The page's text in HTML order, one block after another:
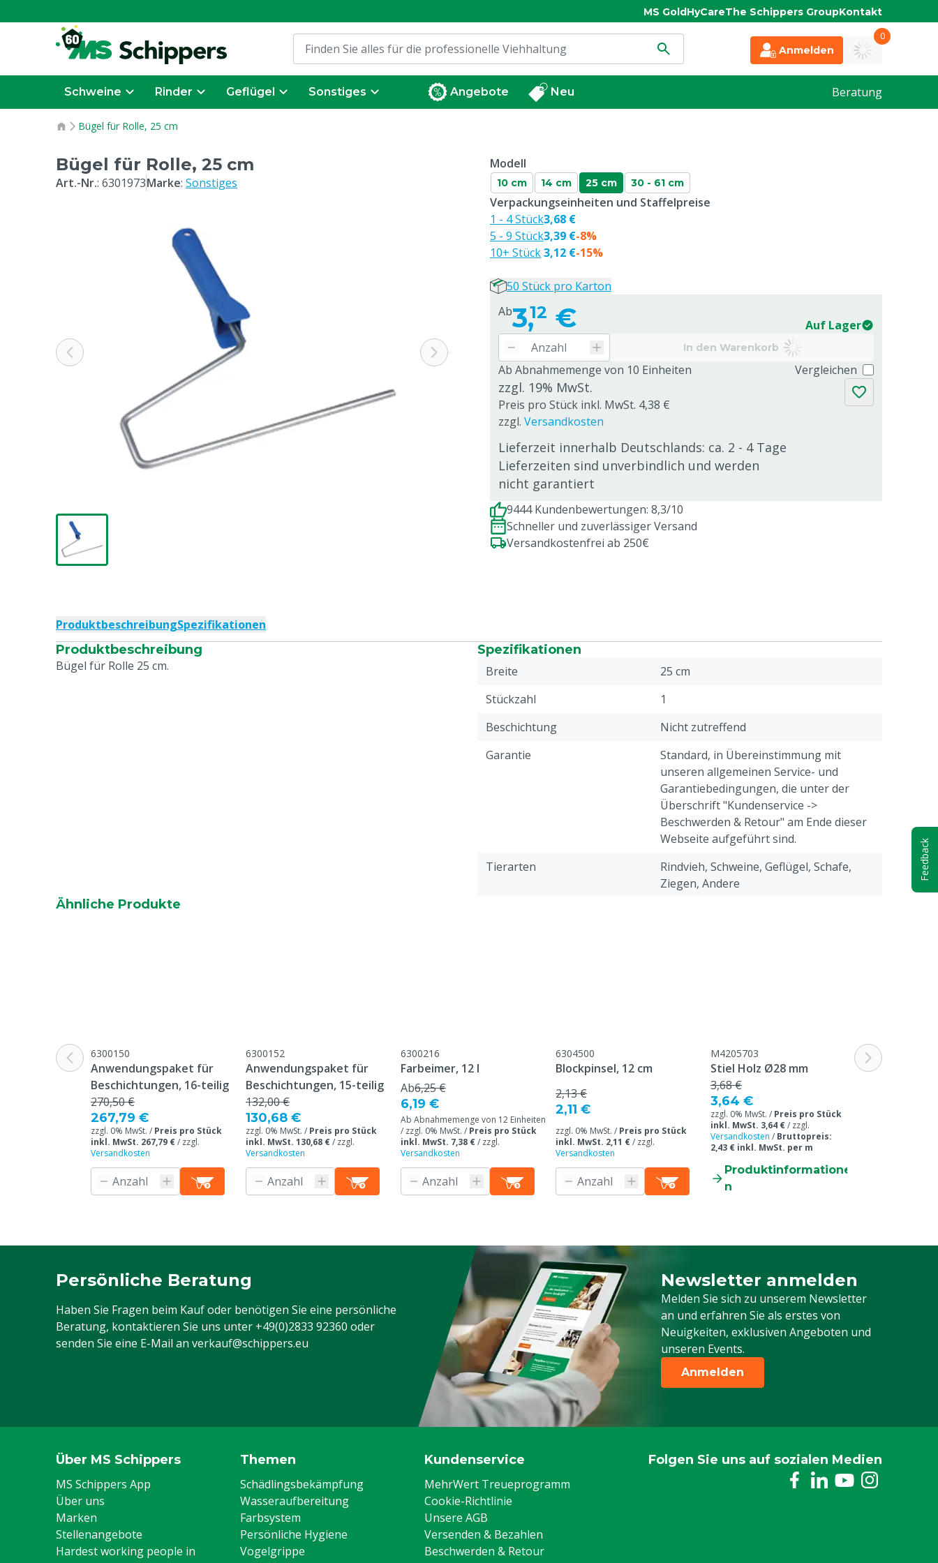
MS GoldHyCareThe Schippers GroupKontakt
Anmelden
0
Schweine Rinder Geflügel Sonstiges Angebote Neu Beratung
Bügel für Rolle, 25 cm
Bügel für Rolle, 25 cm
Art.-Nr.: 6301973Marke: Sonstiges
Modell
10 cm 14 cm 25 cm 30 - 61 cm
Ab3,12 € Auf Lager
In den Warenkorb
Ab Abnahmemenge von 10 Einheiten
zzgl. 19% MwSt.
Preis pro Stück inkl. MwSt. 4,38 €
zzgl. Versandkosten
Lieferzeit innerhalb Deutschlands: ca. 2 - 4 Tage
Lieferzeiten sind unverbindlich und werden
nicht garantiert
Vergleichen
Verpackungseinheiten und Staffelpreise
1 - 4 Stück
5 - 9 Stück
10+ Stück
3,68 €
3,39 €
3,12 €
-8%
-15%
50 Stück pro Karton
9444 Kundenbewertungen: 8,3/10
Schneller und zuverlässiger Versand
Versandkostenfrei ab 250€
ProduktbeschreibungSpezifikationen
Produktbeschreibung
Bügel für Rolle 25 cm.
Spezifikationen
Breite
25 cm
Stückzahl
1
Beschichtung
Nicht zutreffend
Garantie
Standard, in Übereinstimmung mit
unseren allgemeinen Service- und
Garantiebedingungen, die unter der
Überschrift "Kundenservice ->
Beschwerden & Retour" am Ende dieser
Webseite aufgeführt sind.
Tierarten
Rindvieh, Schweine, Geflügel, Schafe,
Ziegen, Andere
Ähnliche Produkte
6300150
Anwendungspaket für
Beschichtungen, 16-teilig
270,50 €
267,79 €
zzgl. 0% MwSt. / Preis pro Stück
inkl. MwSt. 267,79 €/ zzgl.
Versandkosten
6300152
Anwendungspaket für
Beschichtungen, 15-teilig
132,00 €
130,68 €
zzgl. 0% MwSt. / Preis pro Stück
inkl. MwSt. 130,68 €/ zzgl.
Versandkosten
6300216
Farbeimer, 12 l
Ab6,25 €
6,19 €
Ab Abnahmemenge von 12 Einheiten
/ zzgl. 0% MwSt. / Preis pro Stück
inkl. MwSt. 7,38 €/ zzgl.
Versandkosten
6304500
Blockpinsel, 12 cm
2,13 €
2,11 €
zzgl. 0% MwSt. / Preis pro Stück
inkl. MwSt. 2,11 €/ zzgl.
Versandkosten
M4205703
Stiel Holz Ø28 mm
3,68 €
3,64 €
zzgl. 0% MwSt. / Preis pro Stück
inkl. MwSt. 3,64 €/ zzgl.
Versandkosten / Bruttopreis:
2,43 € inkl. MwSt. per m
Produktinformatione
n
M6300141
Roller für
Persönliche Beratung
Haben Sie Fragen beim Kauf oder benötigen Sie eine persönliche
Beratung, kontaktieren Sie uns unter +49(0)2833 92360 oder
senden Sie eine E-Mail an verkauf@schippers.eu
Newsletter anmelden
Melden Sie sich zu unserem Newsletter
an und erfahren Sie als erstes von
Neuigkeiten, exklusiven Angeboten und
unseren Events.
Melden Sie sich für unseren Newsletter
Anmelden
Über MS Schippers
MS Schippers App
Über uns
Marken
Stellenangebote
Hardest working people in
Themen
Schädlingsbekämpfung
Wasseraufbereitung
Farbsystem
Persönliche Hygiene
Vogelgrippe
Kundenservice
MehrWert Treueprogramm
Cookie-Richtlinie
Unsere AGB
Versenden & Bezahlen
Beschwerden & Retour
Folgen Sie uns auf sozialen Medien
Feedback